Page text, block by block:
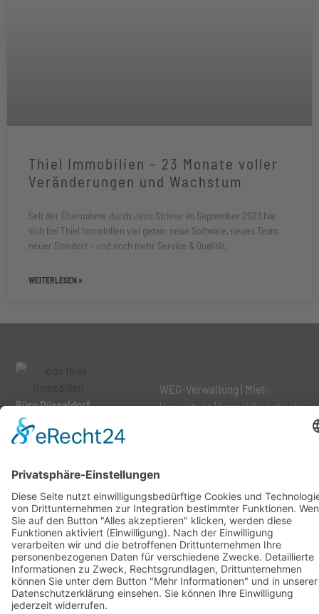
Thiel Immobilien – 23 Monate voller
Veränderungen und Wachstum
Seit der Übernahme durch Jens Striese im September 2023 hat
sich bei Thiel Immobilien viel getan: neue Software, neues Team,
neuer Standort – und noch mehr Service & Qualität.
WEITERLESEN »
Büro Düsseldorf
Steinstraße 34
40210 Düsseldorf
info@thiel-immobilien.com
WEG-Verwaltung Miet-
Verwaltung|Immobiliencheck
© Thiel Immobilien &
Hausverwaltung GmbH
Impressum| Datenschutz|Cookie-Einstellungen